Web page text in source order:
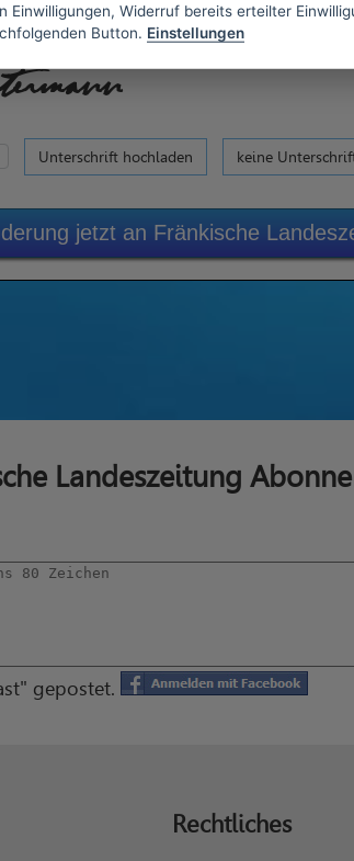
Unterschrift hochladen keine
jetzt an Fränkische
Landeszeitung
gepostet.
Rechtliches
Einwilligungen, Widerruf bereits erteilter
Button. Einstellungen